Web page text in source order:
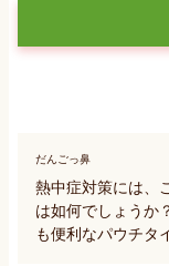
だんごっ鼻
熱中症対策には、
は如何でしょうか
も便利なパウチタ